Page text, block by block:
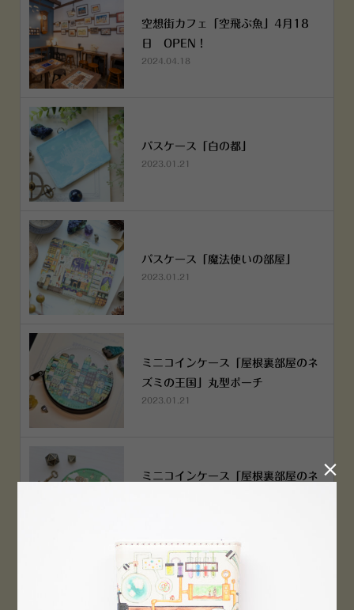
空想街カフェ「空飛ぶ魚」4月18
日 OPEN！
2024.04.18
パスケース「白の都」
2023.01.21
パスケース「魔法使いの部屋」
2023.01.21
ミニコインケース「屋根裏部屋のネ
ズミの王国」丸型ポーチ
2023.01.21
ミニコインケース「屋根裏部屋のネ
横浜赤レンガ倉庫店 12月6日 O
